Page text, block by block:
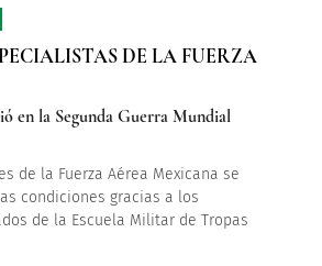
DE LA FUERZA
en la Segunda Guerra Mundial
de la Fuerza Aérea Mexicana se
condiciones gracias a los
de la Escuela Militar de Tropas